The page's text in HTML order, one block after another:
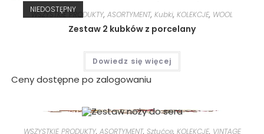
NIEDOSTĘPNY
WSZYSTKIE PRODUKTY, ASORTYMENT, Kubki, KOLEKCJE, WOOL
Zestaw 2 kubków z porcelany
Dowiedz się więcej
Ceny dostępne po zalogowaniu
WSZYSTKIE PRODUKTY, ASORTYMENT, Sztućce, KOLEKCJE, VINTAGE